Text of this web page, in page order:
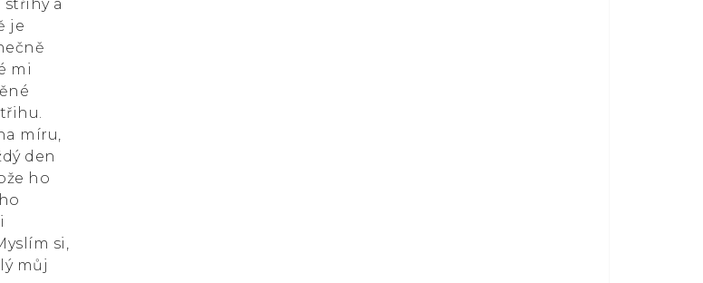
a
je
mi
míru,
den
ho
si,
můj